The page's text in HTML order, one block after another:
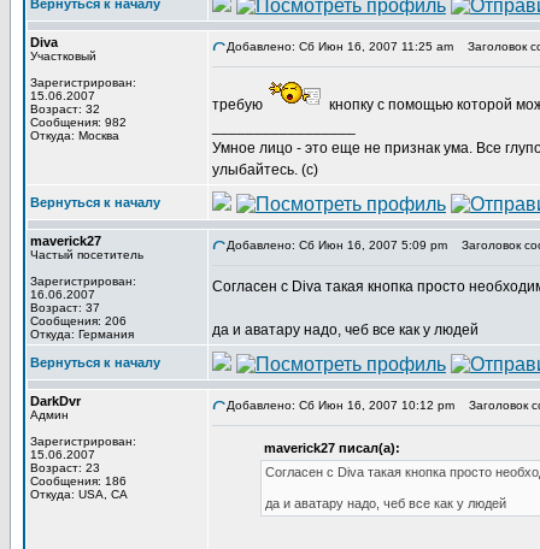
Вернуться к началу
Diva
Участковый
Зарегистрирован:
15.06.2007
Возраст: 32
Сообщения: 982
Откуда: Москва
Добавлено: Сб Июн 16, 2007 11:25 am Заголовок
требую
кнопку с помощью которой
Умное лицо - это еще не признак ума. Все
улыбайтесь. (с)
Вернуться к началу
maverick27
Частый посетитель
Зарегистрирован:
16.06.2007
Возраст: 37
Сообщения: 206
Откуда: Германия
Добавлено: Сб Июн 16, 2007 5:09 pm Заголовок
Согласен с Diva такая кнопка просто
да и аватару надо, чеб все как у людей
Вернуться к началу
DarkDvr
Админ
Зарегистрирован:
15.06.2007
Возраст: 23
Сообщения: 186
Откуда: USA, CA
Добавлено: Сб Июн 16, 2007 10:12 pm Заголовок
maverick27 писал(а):
Согласен с Diva такая кнопка просто
да и аватару надо, чеб все как у людей